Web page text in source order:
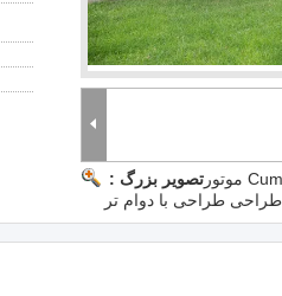
تصویر بزرگ : رمپ اتوبوس Cummins موتور